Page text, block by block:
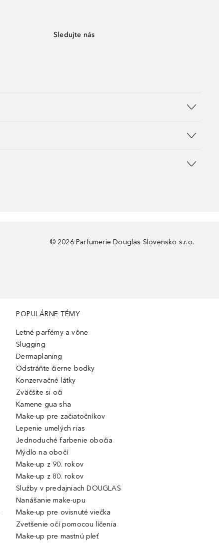
Sledujte nás
© 2026 Parfumerie Douglas Slovensko s.r.o.
POPULÁRNE TÉMY
Letné parfémy a vône
Slugging
Dermaplaning
Odstráňte čierne bodky
Konzervačné látky
Zväčšite si oči
Kamene gua sha
Make-up pre začiatočníkov
Lepenie umelých rias
Jednoduché farbenie obočia
Mýdlo na obočí
Make-up z 90. rokov
Make-up z 80. rokov
Služby v predajniach DOUGLAS
Nanášanie make-upu
Make-up pre ovisnuté viečka
Zvetšenie očí pomocou líčenia
Make-up pre mastnú pleť